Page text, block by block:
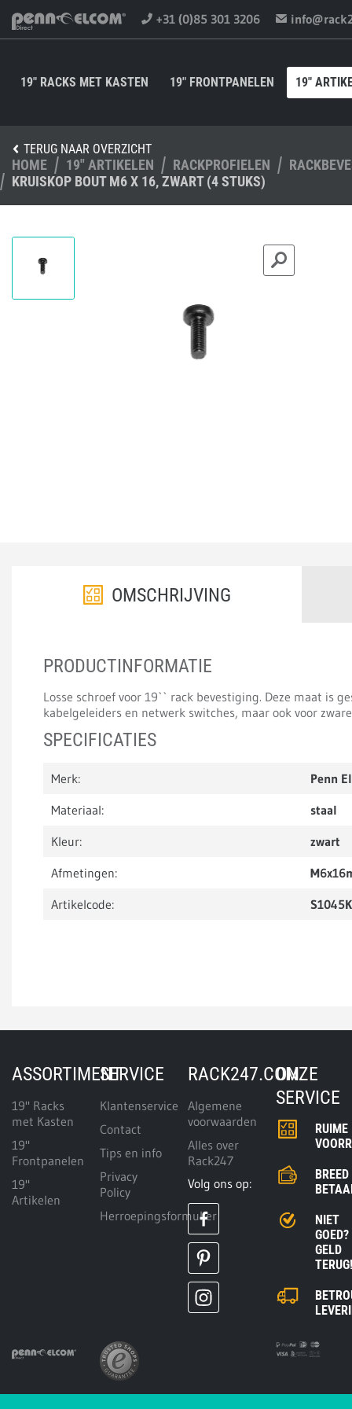
+31 (0)85 301 3206
19" RACKS MET KASTEN 19" FRONTPANELEN 19"
TERUG NAAR OVERZICHT
HOME 19" ARTIKELEN RACKPROFIELEN
KRUISKOP BOUT M6 X 16, ZWART (4 STUKS)
OMSCHRIJVING
PRODUCTINFORMATIE
Losse schroef voor 19`` rack bevestiging. Deze maat is
kabelgeleiders en netwerk switches, maar ook voor
SPECIFICATIES
Merk:
Penn
Materiaal:
staal
Kleur:
zwart
Afmetingen:
Artikelcode:
ASSORTIMENT
19" Racks
met Kasten
19"
Frontpanelen
19"
Artikelen
SERVICE
Klantenservice
Contact
Tips en info
Privacy
Policy
Herroepingsformulier
RACK247.COM
Algemene
voorwaarden
Alles over
Rack247
Volg ons op:
ONZE
SERVICE
RUIME
BREED
NIET
GOED?
GELD
TERUG!